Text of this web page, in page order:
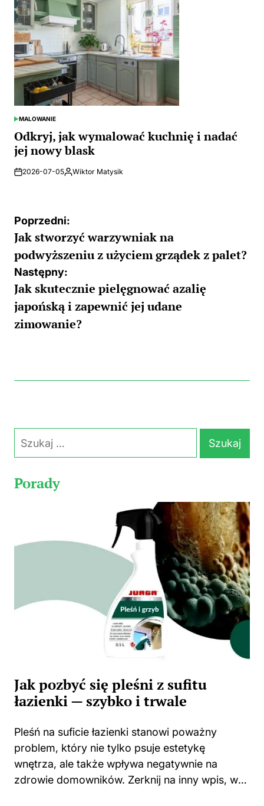
POSTED
IN
MALOWANIE
Odkryj, jak wymalować kuchnię i nadać
jej nowy blask
2026-07-05Posted
Wiktor Matysik
Nawigacja
wpisu
Poprzedni:
Jak stworzyć warzywniak na
podwyższeniu z użyciem grządek z palet?
Następny:
Jak skutecznie pielęgnować azalię
japońską i zapewnić jej udane
zimowanie?
Porady
Jak pozbyć się pleśni z sufitu
łazienki — szybko i trwale
Pleśń na suficie łazienki stanowi poważny
problem, który nie tylko psuje estetykę
wnętrza, ale także wpływa negatywnie na
zdrowie domowników. Zerknij na inny wpis, w